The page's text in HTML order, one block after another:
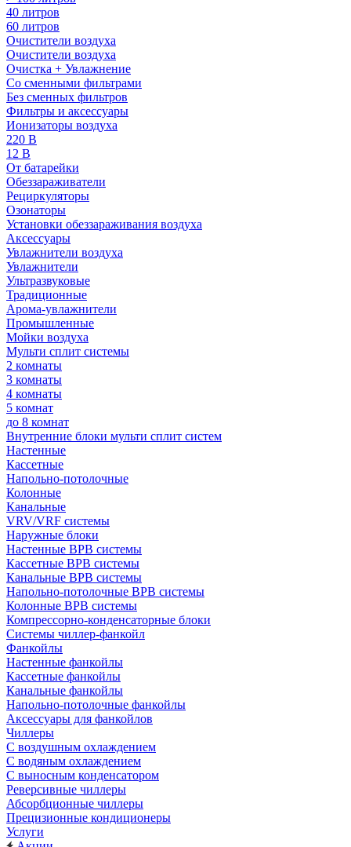
40 литров
60 литров
Очистители воздуха
Очистители воздуха
Очистка + Увлажнение
Cо сменными фильтрами
Без сменных фильтров
Фильтры и аксессуары
Ионизаторы воздуха
220 В
12 В
От батарейки
Обеззараживатели
Рециркуляторы
Озонаторы
Установки обеззараживания воздуха
Аксессуары
Увлажнители воздуха
Увлажнители
Ультразвуковые
Традиционные
Арома-увлажнители
Промышленные
Мойки воздуха
Мульти сплит системы
2 комнаты
3 комнаты
4 комнаты
5 комнат
до 8 комнат
Внутренние блоки мульти сплит систем
Настенные
Кассетные
Напольно-потолочные
Колонные
Канальные
VRV/VRF системы
Наружные блоки
Настенные ВРВ системы
Кассетные ВРВ системы
Канальные ВРВ системы
Напольно-потолочные ВРВ системы
Колонные ВРВ системы
Компрессорно-конденсаторные блоки
Системы чиллер-фанкойл
Фанкойлы
Настенные фанкойлы
Кассетные фанкойлы
Канальные фанкойлы
Напольно-потолочные фанкойлы
Аксессуары для фанкойлов
Чиллеры
С воздушным охлаждением
С водяным охлаждением
С выносным конденсатором
Реверсивные чиллеры
Абсорбционные чиллеры
Прецизионные кондиционеры
Услуги